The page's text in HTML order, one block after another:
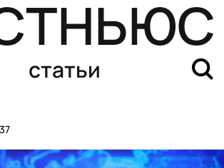
статьи
Как выглядят бесковидные